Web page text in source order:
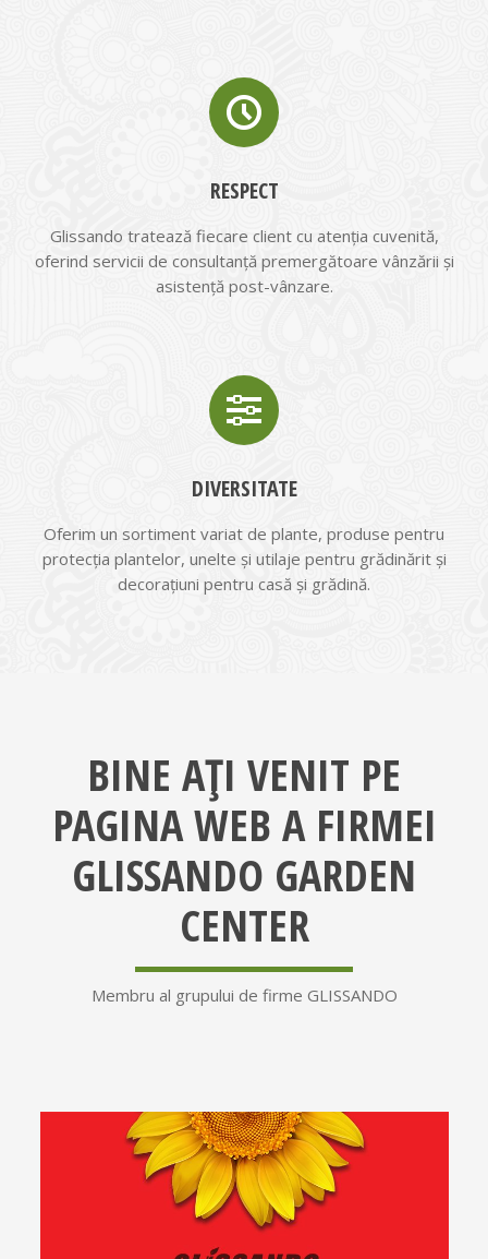
RESPECT
Glissando tratează fiecare client cu atenția cuvenită,
oferind servicii de consultanță premergătoare vânzării și
asistență post-vânzare.
DIVERSITATE
Oferim un sortiment variat de plante, produse pentru
protecția plantelor, unelte și utilaje pentru grădinărit și
decorațiuni pentru casă și grădină.
BINE AȚI VENIT PE
PAGINA WEB A FIRMEI
GLISSANDO GARDEN
CENTER
Membru al grupului de firme GLISSANDO